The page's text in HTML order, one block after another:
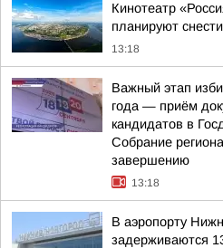
Кинотеатр
планируют
13:18
Важный этап
года — приём
кандидатов в
Собрание
завершению
13:18
В аэропорту
задерживаются